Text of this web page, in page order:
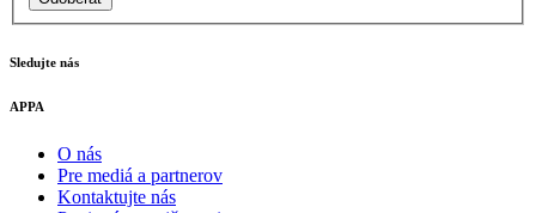
Sledujte nás
APPA
O nás
Pre mediá a partnerov
Kontaktujte nás